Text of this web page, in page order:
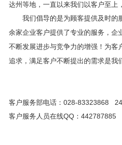
达州等地，一直以来我们以客户至上
我们倡导的是为顾客提供及时的
余家企业客户提供了专业的服务，企
不断发展进步与竞争力的增强！为客
追求，满足客户不断提出的需求是我
客户服务部电话：028-83323868
客户服务人员在线QQ：442787885